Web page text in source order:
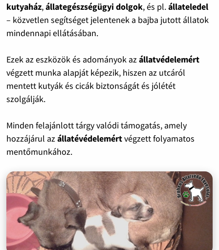
kutyaház,állategészségügyi dolgok, és pl.állateledel
– közvetlen segítséget jelentenek a bajba jutott állatok
mindennapi ellátásában.
Ezek az eszközök és adományok azállatvédelemért
végzett munka alapját képezik, hiszen az utcáról
mentett kutyák és cicák biztonságát és jólétét
szolgálják.
Minden felajánlott tárgy valódi támogatás, amely
hozzájárul azállatévédelemértvégzett folyamatos
mentőmunkához.